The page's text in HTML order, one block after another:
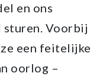
en ons
sturen. Voorbij
een feitelijke
oorlog –